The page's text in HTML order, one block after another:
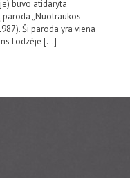
buvo atidaryta
„Nuotraukos
Ši paroda yra viena
Lodzėje […]